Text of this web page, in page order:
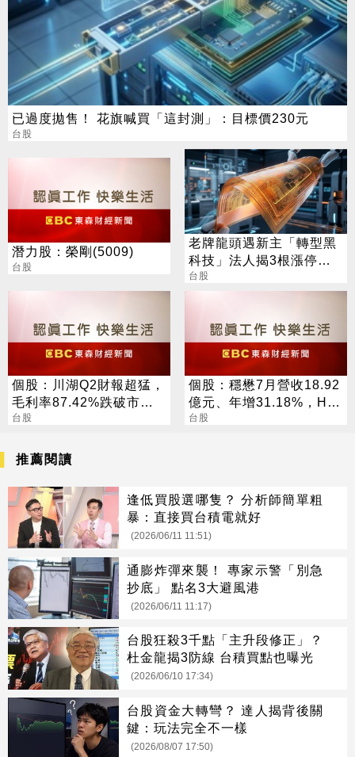
已過度拋售！ 花旗喊買「這封測」：目標價230元
台股
潛力股：榮剛(5009)
台股
老牌龍頭遇新主「轉型黑
科技」法人揭3根漲停背
後秘辛
台股
個股：川湖Q2財報超猛，
毛利率87.42%跌破市場
眼鏡，股價破萬再鎖漲停
台股
個股：穩懋7月營收18.92
億元、年增31.18%，H2
旺季到來，雙成長引擎啟
台股
推薦閱讀
逢低買股選哪隻？ 分析師簡單粗
暴：直接買台積電就好
(2026/06/11 11:51)
通膨炸彈來襲！ 專家示警「別急
抄底」 點名3大避風港
(2026/06/11 11:17)
台股狂殺3千點「主升段修正」？
杜金龍揭3防線 台積買點也曝光
(2026/06/10 17:34)
台股資金大轉彎？ 達人揭背後關
鍵：玩法完全不一樣
(2026/08/07 17:50)